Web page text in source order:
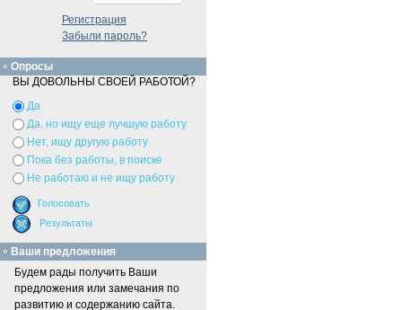
Регистрация
Забыли пароль?
Опросы
ВЫ ДОВОЛЬНЫ СВОЕЙ РАБОТОЙ?
Да
Да, но ищу еще лучшую работу
Нет, ищу другую работу
Пока без работы, в поиске
Не работаю и не ищу работу
Ваши предложения
Будем рады получить Ваши
предложения или замечания по
развитию и содержанию сайта.